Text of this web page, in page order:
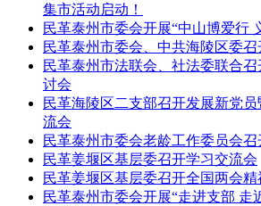
集市活动启动！
民革泰州市委会开展“中山博爱行
民革泰州市委会、中共海陵区委
民革泰州市法联会、社法委联合
讨会
民革海陵区二支部召开发展新党
流会
民革泰州市委会老龄工作委员会召
民革姜堰区基层委召开学习交流会
民革姜堰区基层委召开全国两会
民革泰州市委会开展“走进支部 走